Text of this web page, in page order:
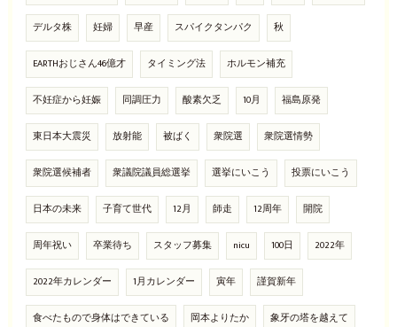
デルタ株 妊婦 早産 スパイクタンパク 秋
EARTHおじさん46億才 タイミング法 ホルモン補充
不妊症から妊娠 同調圧力 酸素欠乏 10月 福島原発
東日本大震災 放射能 被ばく 衆院選 衆院選情勢
衆院選候補者 衆議院議員総選挙 選挙にいこう 投票にいこう
日本の未来 子育て世代 12月 師走 12周年 開院
周年祝い 卒業待ち スタッフ募集 nicu 100日 2022年
2022年カレンダー 1月カレンダー 寅年 謹賀新年
食べたもので身体はできている 岡本よりたか 象牙の塔を越えて